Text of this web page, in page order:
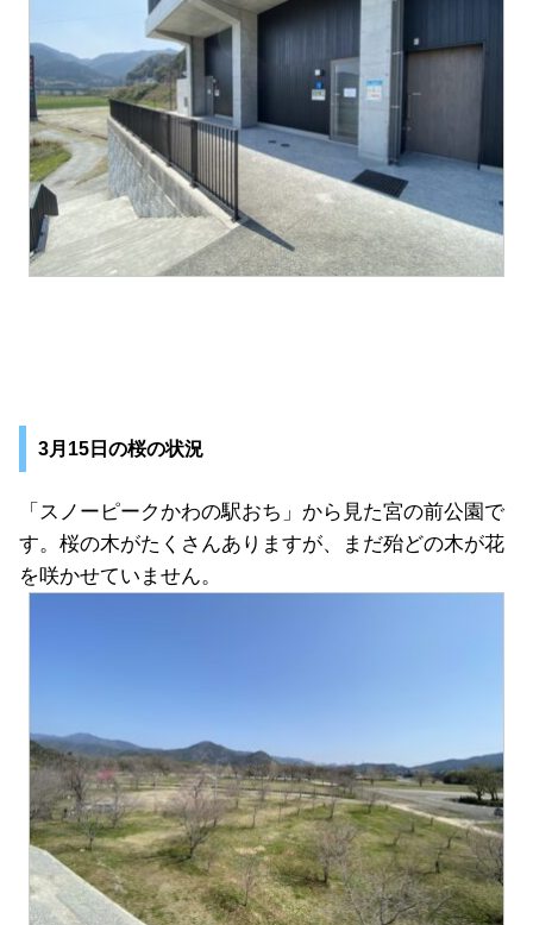
3月15日の桜の状況
「スノーピークかわの駅おち」から見た宮の前公園で
す。桜の木がたくさんありますが、まだ殆どの木が花
を咲かせていません。